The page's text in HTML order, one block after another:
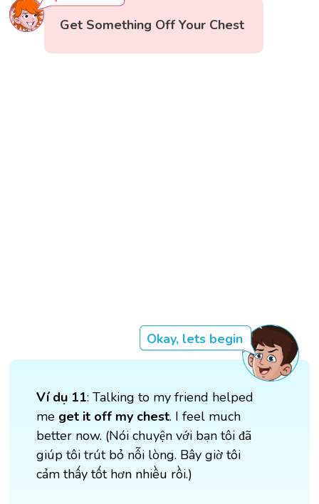
Get Something Off Your Chest
Okay, lets begin
Ví dụ 11: Talking to my friend helped
me get it off my chest. I feel much
better now. (Nói chuyện với bạn tôi đã
giúp tôi trút bỏ nỗi lòng. Bây giờ tôi
cảm thấy tốt hơn nhiều rồi.)